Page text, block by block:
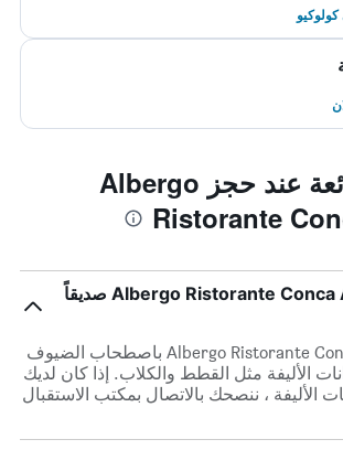
الأسئلة الشائعة عند حجز Albergo
Ristorante
هل يعتبر Albergo Ristorante Conca Azzurra صديقاً
يرحب Albergo Ristorante Conca Azzurra باصطحاب الضيوف
الأليفة مثل القطط والكلاب. إذا كان لديك
الأليفة ، ننصحك بالاتصال بمكتب الاستقبال